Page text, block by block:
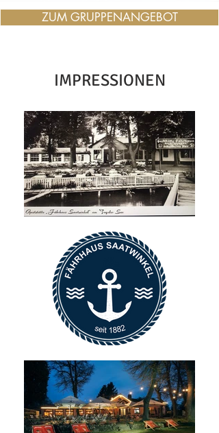
ZUM GRUPPENANGEBOT
IMPRESSIONEN